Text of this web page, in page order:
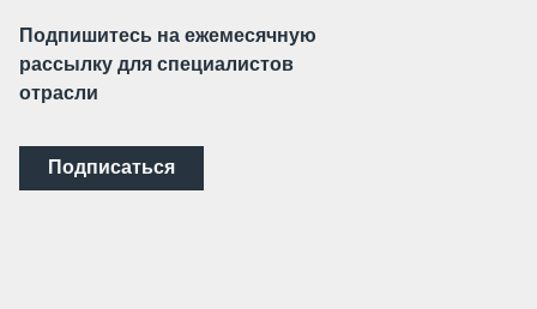
Подпишитесь на ежемесячную
рассылку для специалистов
отрасли
Подписаться